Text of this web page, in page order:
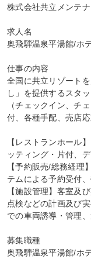
株式会社共立メンテナ
求人名
奥飛騨温泉平湯館/ホ
仕事の内容
全国に共立リゾート
し」を提供するスタ
（チェックイン、チ
付、各種手配、売店
【レストランホール
ッティング・片付、
【予約販売/総務経理
テムによる予約受付
【施設管理】客室及
点検などの計画及び
での車両誘導・管理
募集職種
奥飛騨温泉平湯館/ホ